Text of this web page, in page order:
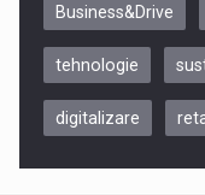
Be Inspired. Make it
Business&Drive
tehnologie
digitalizare